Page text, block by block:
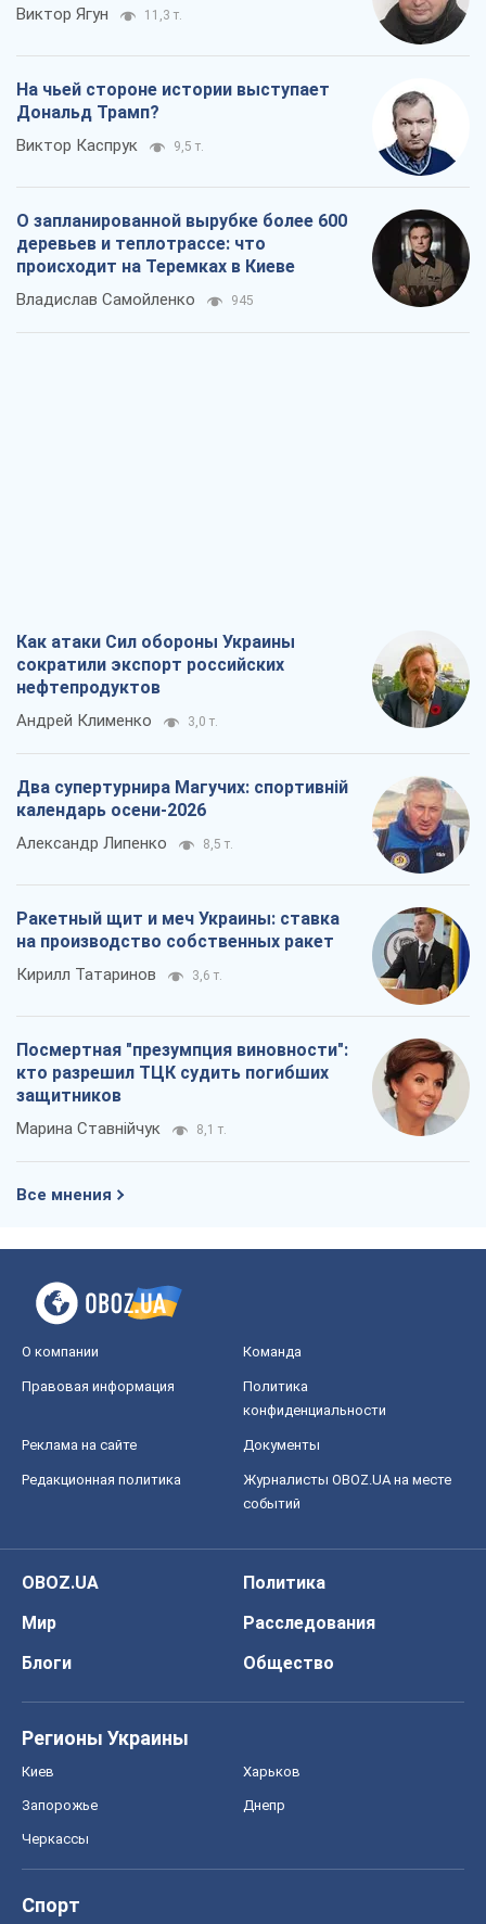
Виктор Ягун 11,3 т.
На чьей стороне истории выступает
Дональд Трамп?
Виктор Каспрук 9,5 т.
О запланированной вырубке более 600
деревьев и теплотрассе: что
происходит на Теремках в Киеве
Владислав Самойленко 945
Как атаки Сил обороны Украины
сократили экспорт российских
нефтепродуктов
Андрей Клименко 3,0 т.
Два супертурнира Магучих: спортивній
календарь осени-2026
Александр Липенко 8,5 т.
Ракетный щит и меч Украины: ставка
на производство собственных ракет
Кирилл Татаринов 3,6 т.
Посмертная "презумпция виновности":
кто разрешил ТЦК судить погибших
защитников
Марина Ставнійчук 8,1 т.
Все мнения
О компании Команда
Правовая информация
Политика
конфиденциальности
Реклама на сайте Документы
Редакционная политика
Журналисты OBOZ.UA на месте
событий
OBOZ.UA
Политика
Мир
Расследования
Блоги
Общество
Регионы Украины
Киев Харьков
Запорожье Днепр
Черкассы
Спорт